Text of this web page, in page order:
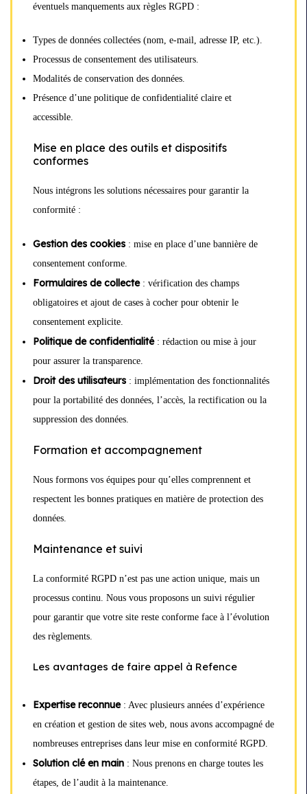
éventuels manquements aux règles RGPD :
Types de données collectées (nom, e-mail, adresse IP, etc.).
Processus de consentement des utilisateurs.
Modalités de conservation des données.
Présence d’une politique de confidentialité claire et
accessible.
Mise en place des outils et dispositifs
conformes
Nous intégrons les solutions nécessaires pour garantir la
conformité :
Gestion des cookies : mise en place d’une bannière de
consentement conforme.
Formulaires de collecte: vérification des champs
obligatoires et ajout de cases à cocher pour obtenir le
consentement explicite.
Politique de confidentialité: rédaction ou mise à jour
pour assurer la transparence.
Droit des utilisateurs : implémentation des fonctionnalités
pour la portabilité des données, l’accès, la rectification ou la
suppression des données.
Formation et accompagnement
Nous formons vos équipes pour qu’elles comprennent et
respectent les bonnes pratiques en matière de protection des
données.
Maintenance et suivi
La conformité RGPD n’est pas une action unique, mais un
processus continu. Nous vous proposons un suivi régulier
pour garantir que votre site reste conforme face à l’évolution
des règlements.
Les avantages de faire appel à Refence
Expertise reconnue: Avec plusieurs années d’expérience
en création et gestion de sites web, nous avons accompagné de
nombreuses entreprises dans leur mise en conformité RGPD.
Solution clé en main : Nous prenons en charge toutes les
étapes, de l’audit à la maintenance.